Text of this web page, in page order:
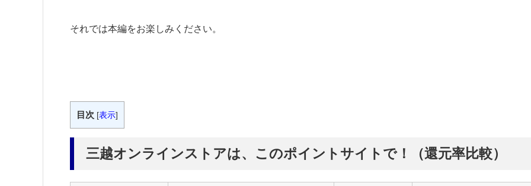
それでは本編をお楽しみください。
目次 [表示]
三越オンラインストアは、このポイントサイトで！（還元率比較）